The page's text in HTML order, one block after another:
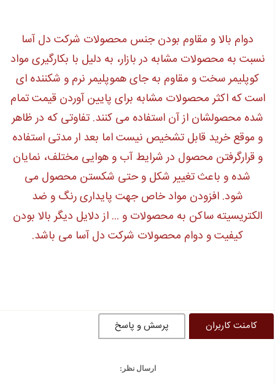
دوام بالا و مقاوم بودن جنس محصولات شرکت دل آسا
نسبت به محصولات مشابه در بازار، به دلیل با بکارگیری مواد
کوپلیمر سخت و مقاوم به جای هموپلیمر نرم و شکننده ای
است که اکثر محصولات مشابه برای پایین آوردن قیمت تمام
شده محصولشان از آن استفاده می کنند. تفاوتی که در ظاهر
و موقع خرید قابل تشخیص نیست اما بعد ار مدتی استفاده
و قرارگرفتن محصول در شرایط آب و هوایی مختلف، نمایان
شده و باعث تغییر شکل و حتی شکستن محصول می
شود. افزودن مواد خاص جهت پایداری رنگ و ضد
الکتریسیته ساکن به محصولات و ... از دلایل دیگر بالا بودن
کیفیت و دوام محصولات شرکت دل آسا می باشد.
کامنت کاربران پرسش و پاسخ
ارسال نظر: